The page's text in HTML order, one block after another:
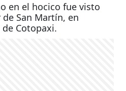
en el hocico fue visto
San Martín, en
Cotopaxi.